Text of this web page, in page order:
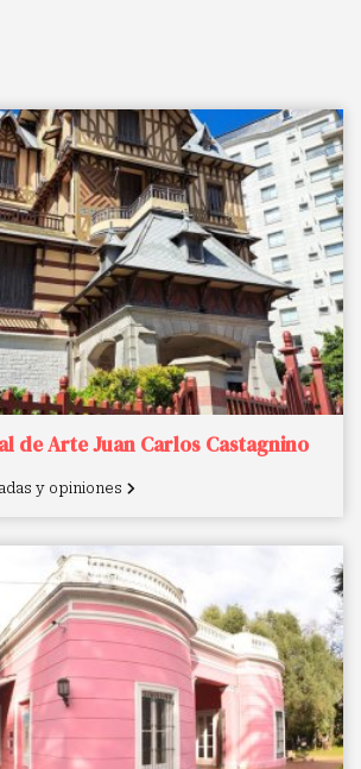
de Arte Juan Carlos Castagnino
y opiniones